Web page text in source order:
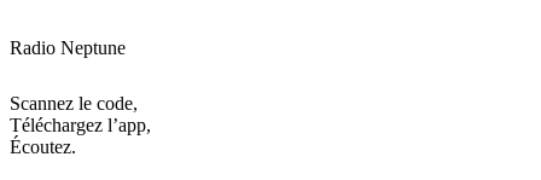
Radio Neptune
Scannez le code,
Téléchargez l’app,
Écoutez.